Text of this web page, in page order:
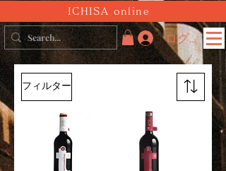
ログイン
ICHISA online
フィルター